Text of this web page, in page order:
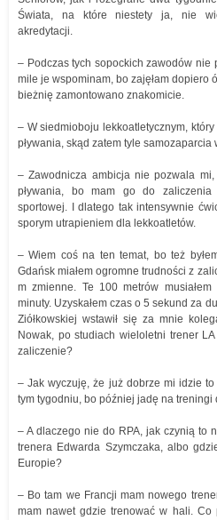
Świata, na które niestety ja, nie
akredytacji.
– Podczas tych sopockich zawodów nie
mile je wspominam, bo zajęłam dopiero
bieżnię zamontowano znakomicie.
– W siedmioboju lekkoatletycznym,
pływania, skąd zatem tyle
– Zawodnicza ambicja nie pozwala
pływania, bo mam go do
sportowej. I dlatego tak intensywnie
sporym utrapieniem dla lekkoatletów.
– Wiem coś na ten temat, bo też
Gdańsk miałem ogromne trudności z
m zmienne. Te 100 metrów
minuty. Uzyskałem czas o 5 sekund za
Ziółkowskiej wstawił się za mnie
Nowak, po studiach wieloletni trener
zaliczenie?
– Jak wyczuję, że już dobrze mi idzie
tym tygodniu, bo później jadę na treningi
– A dlaczego nie do RPA, jak czynią to
trenera Edwarda Szymczaka, albo
Europie?
– Bo tam we Francji mam nowego
mam nawet gdzie trenować w hali. Co